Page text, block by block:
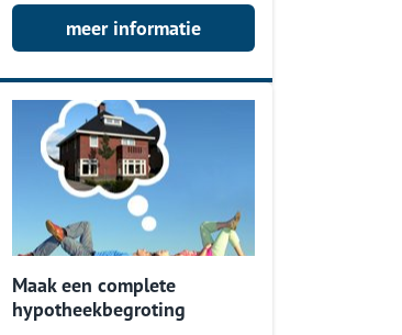
meer informatie
Maak een complete
hypotheekbegroting